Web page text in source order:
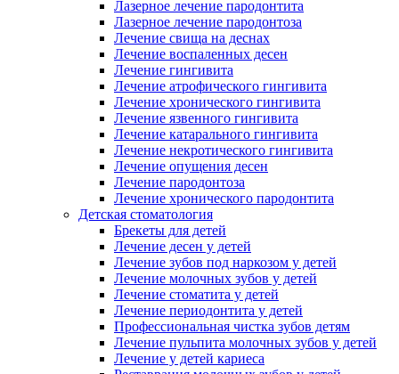
Лазерное лечение пародонтита
Лазерное лечение пародонтоза
Лечение свища на деснах
Лечение воспаленных десен
Лечение гингивита
Лечение атрофического гингивита
Лечение хронического гингивита
Лечение язвенного гингивита
Лечение катарального гингивита
Лечение некротического гингивита
Лечение опущения десен
Лечение пародонтоза
Лечение хронического пародонтита
Детская стоматология
Брекеты для детей
Лечение десен у детей
Лечение зубов под наркозом у детей
Лечение молочных зубов у детей
Лечение стоматита у детей
Лечение периодонтита у детей
Профессиональная чистка зубов детям
Лечение пульпита молочных зубов у детей
Лечение у детей кариеса